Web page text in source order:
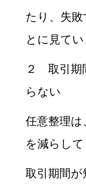
たり、失
とに見て
２ 取引期
らない
任意整理
を減らし
取引期間